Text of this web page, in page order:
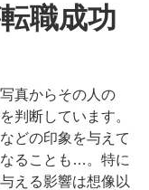
職成功
真からその人の
判断しています。
どの印象を与えて
ることも…。特に
える影響は想像以